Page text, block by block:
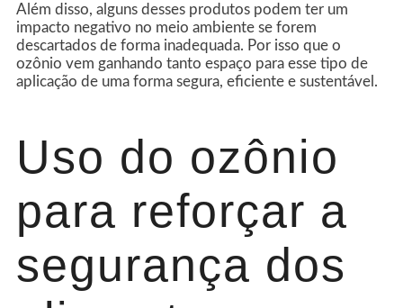
Além disso, alguns desses produtos podem ter um
impacto negativo no meio ambiente se forem
descartados de forma inadequada. Por isso que o
ozônio vem ganhando tanto espaço para esse tipo de
aplicação de uma forma segura, eficiente e sustentável.
Uso do ozônio
para reforçar a
segurança dos